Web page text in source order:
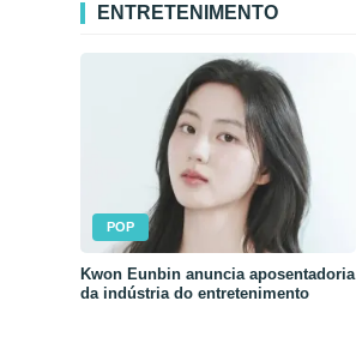
ENTRETENIMENTO
POP
Kwon Eunbin anuncia aposentadoria
da indústria do entretenimento